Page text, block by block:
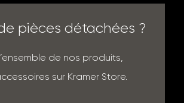
pièces détachées ?
de nos produits,
sur Kramer Store.